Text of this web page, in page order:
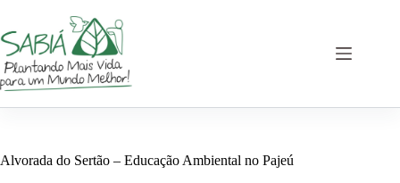
o
conteúdo
Alvorada do Sertão – Educação Ambiental no Pajeú